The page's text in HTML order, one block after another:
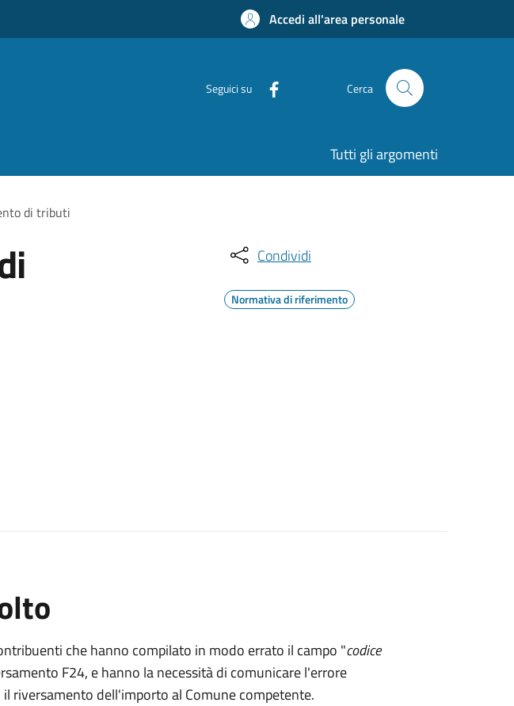
Accedi all'area personale
Seguici su Cerca
Tutti gli argomenti
di tributi
Condividi
Normativa di riferimento
che hanno compilato in modo errato il campo "codice
F24, e hanno la necessità di comunicare l'errore
riversamento dell'importo al Comune competente.